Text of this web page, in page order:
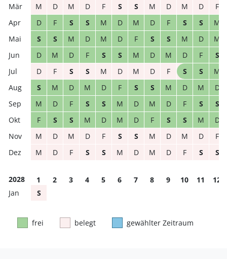
M
D M D F S S M D M D
F
D
F S S M D M D F S S
M
S
S M D M D F S S M D
M
D
M D F S S M D M D F
S
D
F S S M D M D F S S
M
S
M D M D F S S M D M
D
M
D F S S M D M D F S
S
F
S S M D M D F S S M
D
M
D M D F S S M D M D
F
M
D F S S M D M D F S S
2028 1 2 3 4 5 6 7 8 9 10 11
12
S
frei belegt gewählter Zeitraum